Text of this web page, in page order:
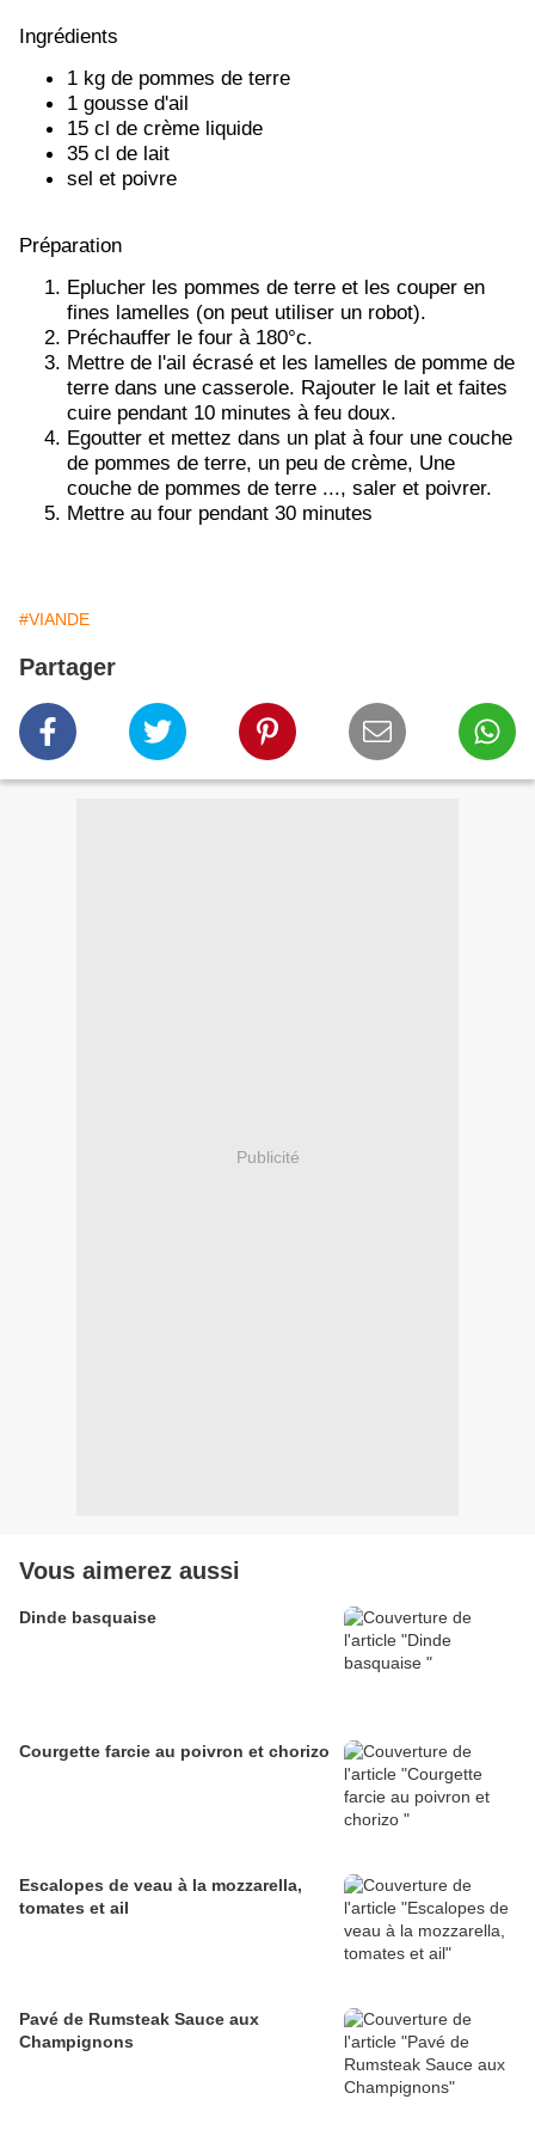
Ingrédients
1 kg de pommes de terre
1 gousse d'ail
15 cl de crème liquide
35 cl de lait
sel et poivre
Préparation
Eplucher les pommes de terre et les couper en
fines lamelles (on peut utiliser un robot).
Préchauffer le four à 180°c.
Mettre de l'ail écrasé et les lamelles de pomme de
terre dans une casserole. Rajouter le lait et faites
cuire pendant 10 minutes à feu doux.
Egoutter et mettez dans un plat à four une couche
de pommes de terre, un peu de crème, Une
couche de pommes de terre ..., saler et poivrer.
Mettre au four pendant 30 minutes
#VIANDE
Partager
Publicité
Vous aimerez aussi
Dinde basquaise
Courgette farcie au poivron et chorizo
Escalopes de veau à la mozzarella,
tomates et ail
Pavé de Rumsteak Sauce aux
Champignons